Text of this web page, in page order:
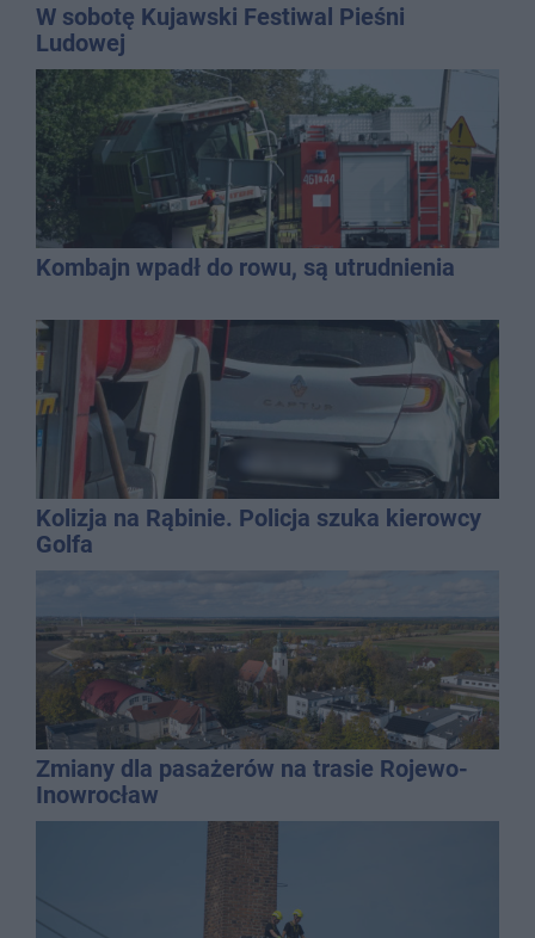
W sobotę Kujawski Festiwal Pieśni
Ludowej
Kombajn wpadł do rowu, są utrudnienia
Kolizja na Rąbinie. Policja szuka kierowcy
Golfa
Zmiany dla pasażerów na trasie Rojewo-
Inowrocław